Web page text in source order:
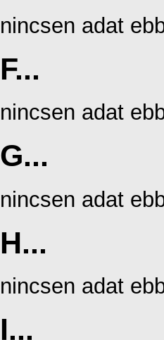
nincsen adat
F...
nincsen adat
G...
nincsen adat
H...
nincsen adat
I...